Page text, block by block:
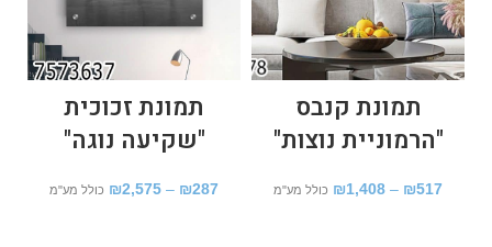
תמונת קנבס
"הרמוניית נוצות"
₪517
–
₪1,408 כולל מע"מ
תמונת זכוכית
"שקיעה נוגה"
₪287
–
₪2,575 כולל מע"מ